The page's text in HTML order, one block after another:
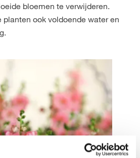
bloemen te verwijderen.
planten ook voldoende water en